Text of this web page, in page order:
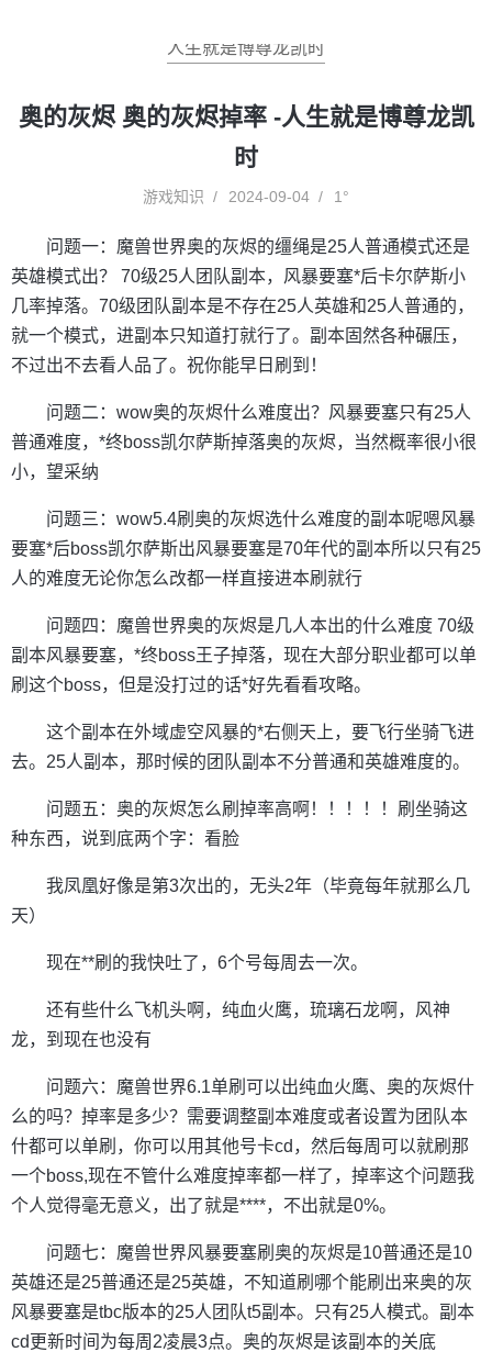
人生就是博尊龙凯时
奥的灰烬 奥的灰烬掉率 -人生就是博尊龙凯
时
游戏知识 2024-09-04 1°
问题一：魔兽世界奥的灰烬的缰绳是25人普通模式还是
英雄模式出？ 70级25人团队副本，风暴要塞*后卡尔萨斯小
几率掉落。70级团队副本是不存在25人英雄和25人普通的，
就一个模式，进副本只知道打就行了。副本固然各种碾压，
不过出不去看人品了。祝你能早日刷到！
问题二：wow奥的灰烬什么难度出？风暴要塞只有25人
普通难度，*终boss凯尔萨斯掉落奥的灰烬，当然概率很小很
小，望采纳
问题三：wow5.4刷奥的灰烬选什么难度的副本呢嗯风暴
要塞*后boss凯尔萨斯出风暴要塞是70年代的副本所以只有25
人的难度无论你怎么改都一样直接进本刷就行
问题四：魔兽世界奥的灰烬是几人本出的什么难度 70级
副本风暴要塞，*终boss王子掉落，现在大部分职业都可以单
刷这个boss，但是没打过的话*好先看看攻略。
这个副本在外域虚空风暴的*右侧天上，要飞行坐骑飞进
去。25人副本，那时候的团队副本不分普通和英雄难度的。
问题五：奥的灰烬怎么刷掉率高啊！！！！！刷坐骑这
种东西，说到底两个字：看脸
我凤凰好像是第3次出的，无头2年（毕竟每年就那么几
天）
现在**刷的我快吐了，6个号每周去一次。
还有些什么飞机头啊，纯血火鹰，琉璃石龙啊，风神
龙，到现在也没有
问题六：魔兽世界6.1单刷可以出纯血火鹰、奥的灰烬什
么的吗？掉率是多少？需要调整副本难度或者设置为团队本
什都可以单刷，你可以用其他号卡cd，然后每周可以就刷那
一个boss,现在不管什么难度掉率都一样了，掉率这个问题我
个人觉得毫无意义，出了就是****，不出就是0%。
问题七：魔兽世界风暴要塞刷奥的灰烬是10普通还是10
英雄还是25普通还是25英雄，不知道刷哪个能刷出来奥的灰
风暴要塞是tbc版本的25人团队t5副本。只有25人模式。副本
cd更新时间为每周2凌晨3点。奥的灰烬是该副本的关底